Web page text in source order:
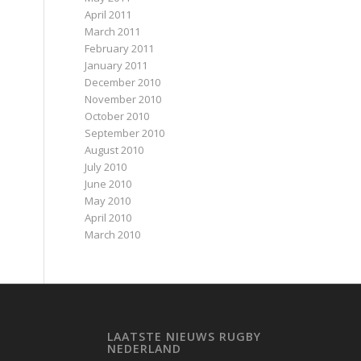
April 2011
March 2011
February 2011
January 2011
December 2010
November 2010
October 2010
September 2010
August 2010
July 2010
June 2010
May 2010
April 2010
March 2010
LAATSTE NIEUWS RUGBY
NEDERLAND